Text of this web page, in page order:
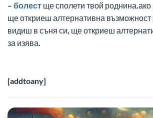
– болест ще сполети твой
ще откриеш алтернативна възможност
видиш в съня си, ще откриеш
за изява.
[addtoany]